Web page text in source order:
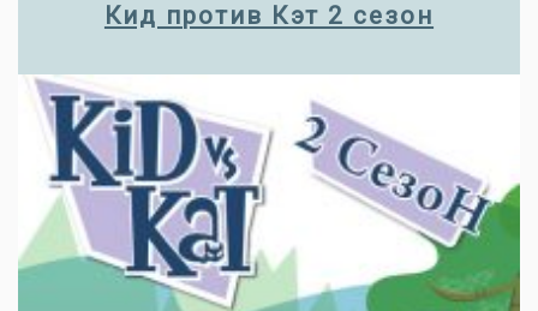
Кид против Кэт 2 сезон